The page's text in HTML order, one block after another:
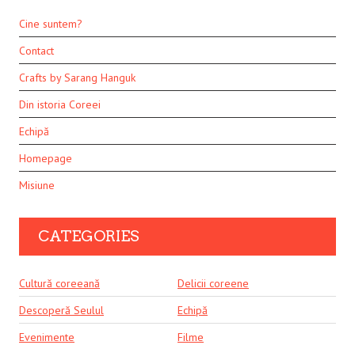
Cine suntem?
Contact
Crafts by Sarang Hanguk
Din istoria Coreei
Echipă
Homepage
Misiune
CATEGORIES
Cultură coreeană
Delicii coreene
Descoperă Seulul
Echipă
Evenimente
Filme